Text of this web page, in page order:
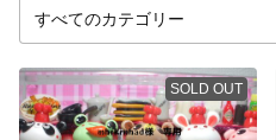
SOLD OUT